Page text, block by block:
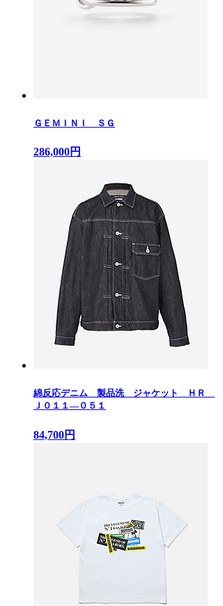
ＧＥＭＩＮＩ ＳＧ
286,000円
綿反応デニム 製品洗 ジャケット ＨＲ
Ｊ０１１—０５１
84,700円